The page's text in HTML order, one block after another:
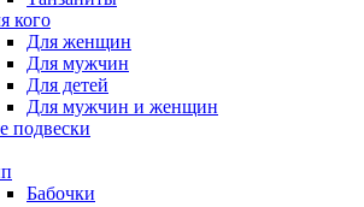
кого
Для женщин
Для мужчин
Для детей
Для мужчин и женщин
подвески
Бабочки